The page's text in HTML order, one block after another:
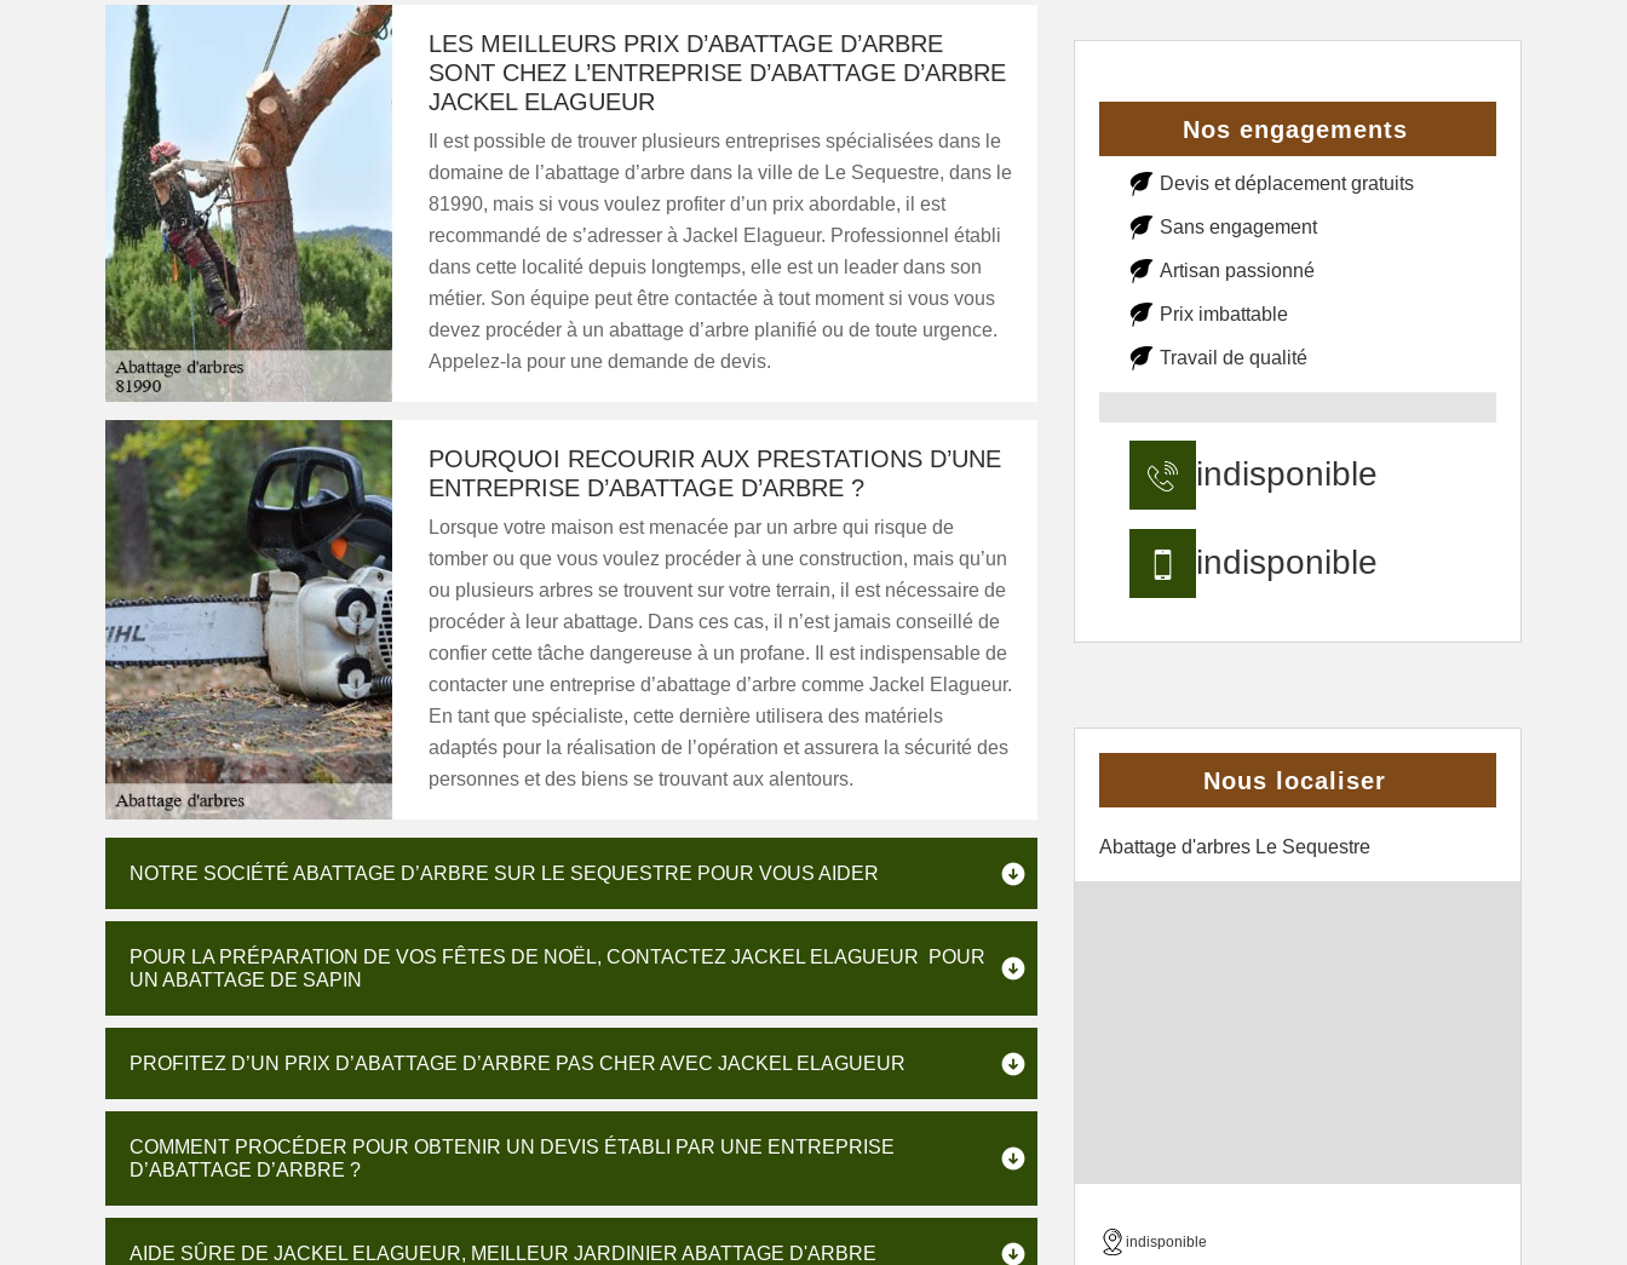
LES MEILLEURS PRIX D’ABATTAGE D’ARBRE
SONT CHEZ L’ENTREPRISE D’ABATTAGE D’ARBRE
JACKEL ELAGUEUR
Il est possible de trouver plusieurs entreprises spécialisées dans le
domaine de l’abattage d’arbre dans la ville de Le Sequestre, dans le
81990, mais si vous voulez profiter d’un prix abordable, il est
recommandé de s’adresser à Jackel Elagueur. Professionnel établi
dans cette localité depuis longtemps, elle est un leader dans son
métier. Son équipe peut être contactée à tout moment si vous vous
devez procéder à un abattage d’arbre planifié ou de toute urgence.
Appelez-la pour une demande de devis.
POURQUOI RECOURIR AUX PRESTATIONS D’UNE
ENTREPRISE D’ABATTAGE D’ARBRE ?
Lorsque votre maison est menacée par un arbre qui risque de
tomber ou que vous voulez procéder à une construction, mais qu’un
ou plusieurs arbres se trouvent sur votre terrain, il est nécessaire de
procéder à leur abattage. Dans ces cas, il n’est jamais conseillé de
confier cette tâche dangereuse à un profane. Il est indispensable de
contacter une entreprise d’abattage d’arbre comme Jackel Elagueur.
En tant que spécialiste, cette dernière utilisera des matériels
adaptés pour la réalisation de l’opération et assurera la sécurité des
personnes et des biens se trouvant aux alentours.
NOTRE SOCIÉTÉ ABATTAGE D’ARBRE SUR LE SEQUESTRE POUR VOUS AIDER
POUR LA PRÉPARATION DE VOS FÊTES DE NOËL, CONTACTEZ JACKEL ELAGUEUR POUR
UN ABATTAGE DE SAPIN
PROFITEZ D’UN PRIX D’ABATTAGE D’ARBRE PAS CHER AVEC JACKEL ELAGUEUR
COMMENT PROCÉDER POUR OBTENIR UN DEVIS ÉTABLI PAR UNE ENTREPRISE
D’ABATTAGE D’ARBRE ?
AIDE SÛRE DE JACKEL ELAGUEUR, MEILLEUR JARDINIER ABATTAGE D'ARBRE
Nos engagements
Devis et déplacement gratuits
Sans engagement
Artisan passionné
Prix imbattable
Travail de qualité
indisponible
indisponible
Nous localiser
Abattage d'arbres Le Sequestre
indisponible